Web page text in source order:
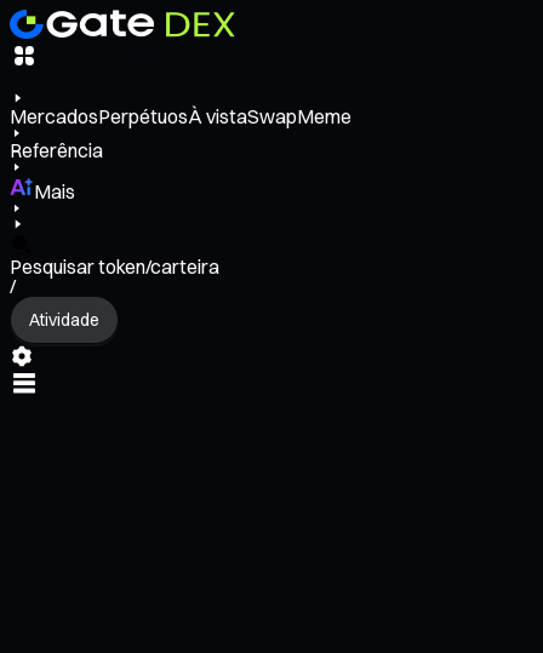
MercadosPerpétuosÀ vistaSwapMeme
Referência
Mais
Pesquisar token/carteira
/
Atividade